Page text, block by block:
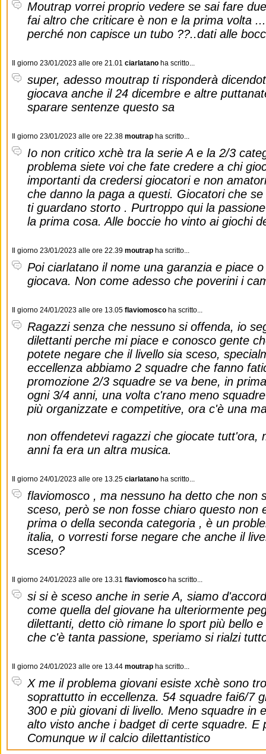
Moutrap vorrei proprio vedere se sai fare
fai altro che criticare è non e la prima volta
perché non capisce un tubo ??..dati alle
Il giorno 23/01/2023 alle ore 21.01 ciarlatano ha scritto...
super, adesso moutrap ti risponderà
giocava anche il 24 dicembre e altre
sparare sentenze questo sa
Il giorno 23/01/2023 alle ore 22.38 moutrap ha scritto...
Io non critico xchè tra la serie A e la 2/3
problema siete voi che fate credere a chi
importanti da credersi giocatori e non
che danno la paga a questi. Giocatori che
ti guardano storto . Purtroppo qui la
la prima cosa. Alle boccie ho vinto ai giochi
Il giorno 23/01/2023 alle ore 22.39 moutrap ha scritto...
Poi ciarlatano il nome una garanzia e piace
giocava. Non come adesso che poverini i
Il giorno 24/01/2023 alle ore 13.05 flaviomosco ha scritto...
Ragazzi senza che nessuno si offenda, io
dilettanti perche mi piace e conosco gente
potete negare che il livello sia sceso,
eccellenza abbiamo 2 squadre che fanno
promozione 2/3 squadre se va bene, in
ogni 3/4 anni, una volta c'rano meno
più organizzate e competitive, ora c'è una
non offendetevi ragazzi che giocate tutt'ora,
anni fa era un altra musica.
Il giorno 24/01/2023 alle ore 13.25 ciarlatano ha scritto...
flaviomosco , ma nessuno ha detto che non
sceso, però se non fosse chiaro questo non
prima o della seconda categoria , è un
italia, o vorresti forse negare che anche il
sceso?
Il giorno 24/01/2023 alle ore 13.31 flaviomosco ha scritto...
si si è sceso anche in serie A, siamo
come quella del giovane ha ulteriormente
dilettanti, detto ciò rimane lo sport più bello
che c'è tanta passione, speriamo si rialzi
Il giorno 24/01/2023 alle ore 13.44 moutrap ha scritto...
X me il problema giovani esiste xchè sono
soprattutto in eccellenza. 54 squadre fai6/7
300 e più giovani di livello. Meno squadre in
alto visto anche i badget di certe squadre. E
Comunque w il calcio dilettantistico